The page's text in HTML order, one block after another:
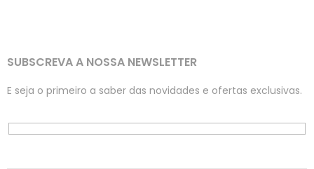
SUBSCREVA A NOSSA NEWSLETTER
E seja o primeiro a saber das novidades e ofertas exclusivas.